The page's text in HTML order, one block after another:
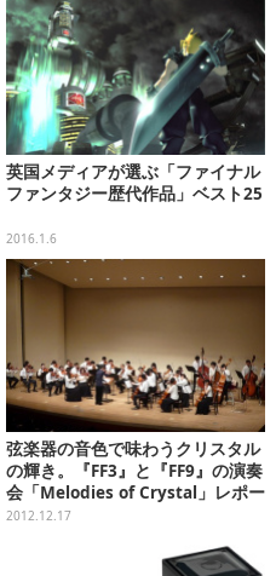
英国メディアが選ぶ「ファイナル
ファンタジー歴代作品」ベスト25
2016.1.6
弦楽器の音色で味わうクリスタル
の輝き。『FF3』と『FF9』の演奏
会「Melodies of Crystal」レポー
ト
2012.12.17